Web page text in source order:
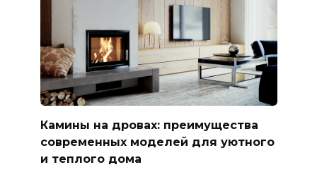
Камины на дровах: преимущества
современных моделей для уютного
и теплого дома